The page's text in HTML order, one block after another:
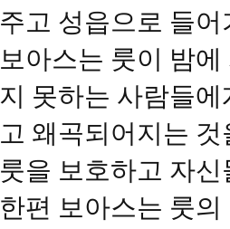
주고 성읍으로 들어
보아스는 룻이 밤
지 못하는 사람들
고 왜곡되어지는
룻을 보호하고 자
한편 보아스는 룻